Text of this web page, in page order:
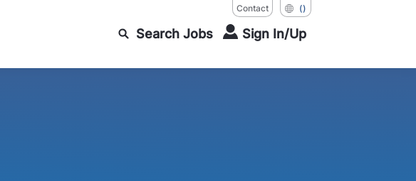
Contact ()
Search Jobs Sign In/Up